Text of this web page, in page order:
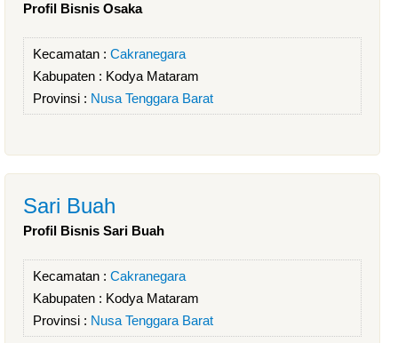
Profil Bisnis Osaka
Kecamatan : Cakranegara
Kabupaten : Kodya Mataram
Provinsi : Nusa Tenggara Barat
Sari Buah
Profil Bisnis Sari Buah
Kecamatan : Cakranegara
Kabupaten : Kodya Mataram
Provinsi : Nusa Tenggara Barat